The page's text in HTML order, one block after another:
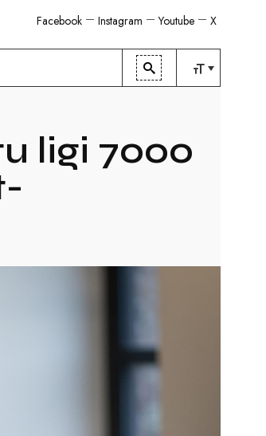
X
Youtube
Instagram
Facebook
ligi 7000